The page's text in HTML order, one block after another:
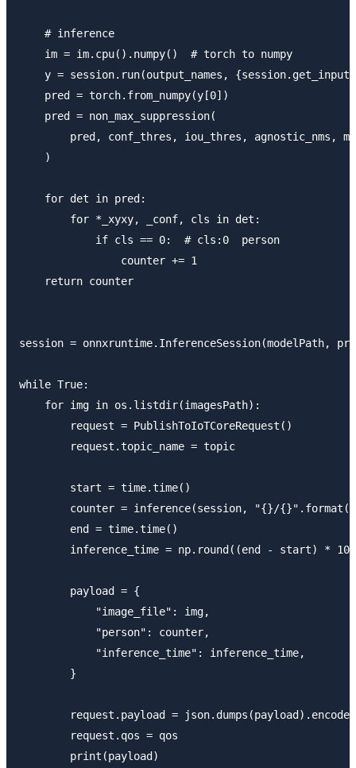
    # inference
    im = im.cpu().numpy()  # torch to numpy
y = session.run(output_names,
    pred = torch.from_numpy(y[0])
    pred = non_max_suppression(
pred, conf_thres, iou_thres, agnostic_nms,
    )
    for det in pred:
        for *_xyxy, _conf, cls in det:
            if cls == 0:  # cls:0  person
                counter += 1
    return counter
session = onnxruntime.InferenceSession(modelPath,
while True:
    for img in os.listdir(imagesPath):
        request = PublishToIoTCoreRequest()
        request.topic_name = topic
        start = time.time()
counter = inference(session, "{}/
        end = time.time()
inference_time = np.round((end - start) *
        payload = {
            "image_file": img,
            "person": counter,
            "inference_time": inference_time,
        }
request.payload =
        request.qos = qos
        print(payload)